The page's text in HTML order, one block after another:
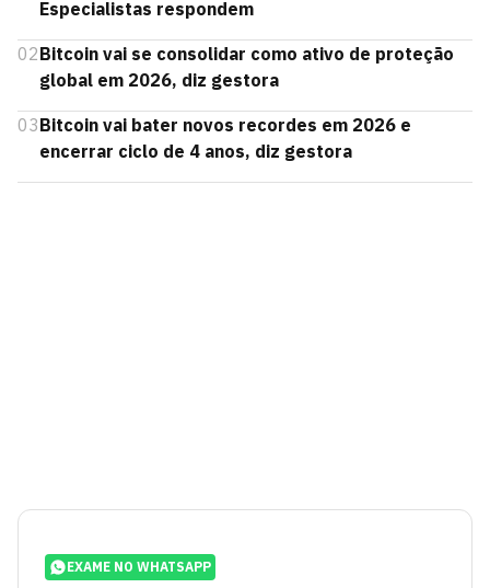
Especialistas respondem
02Bitcoin vai se consolidar como ativo de proteção
global em 2026, diz gestora
03Bitcoin vai bater novos recordes em 2026 e
encerrar ciclo de 4 anos, diz gestora
EXAME NO WHATSAPP